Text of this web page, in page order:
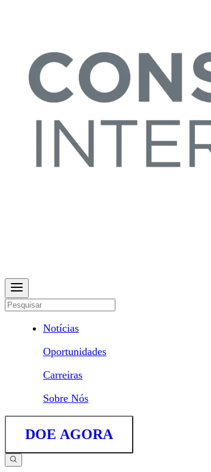
Notícias
Oportunidades
Carreiras
Sobre Nós
DOE AGORA